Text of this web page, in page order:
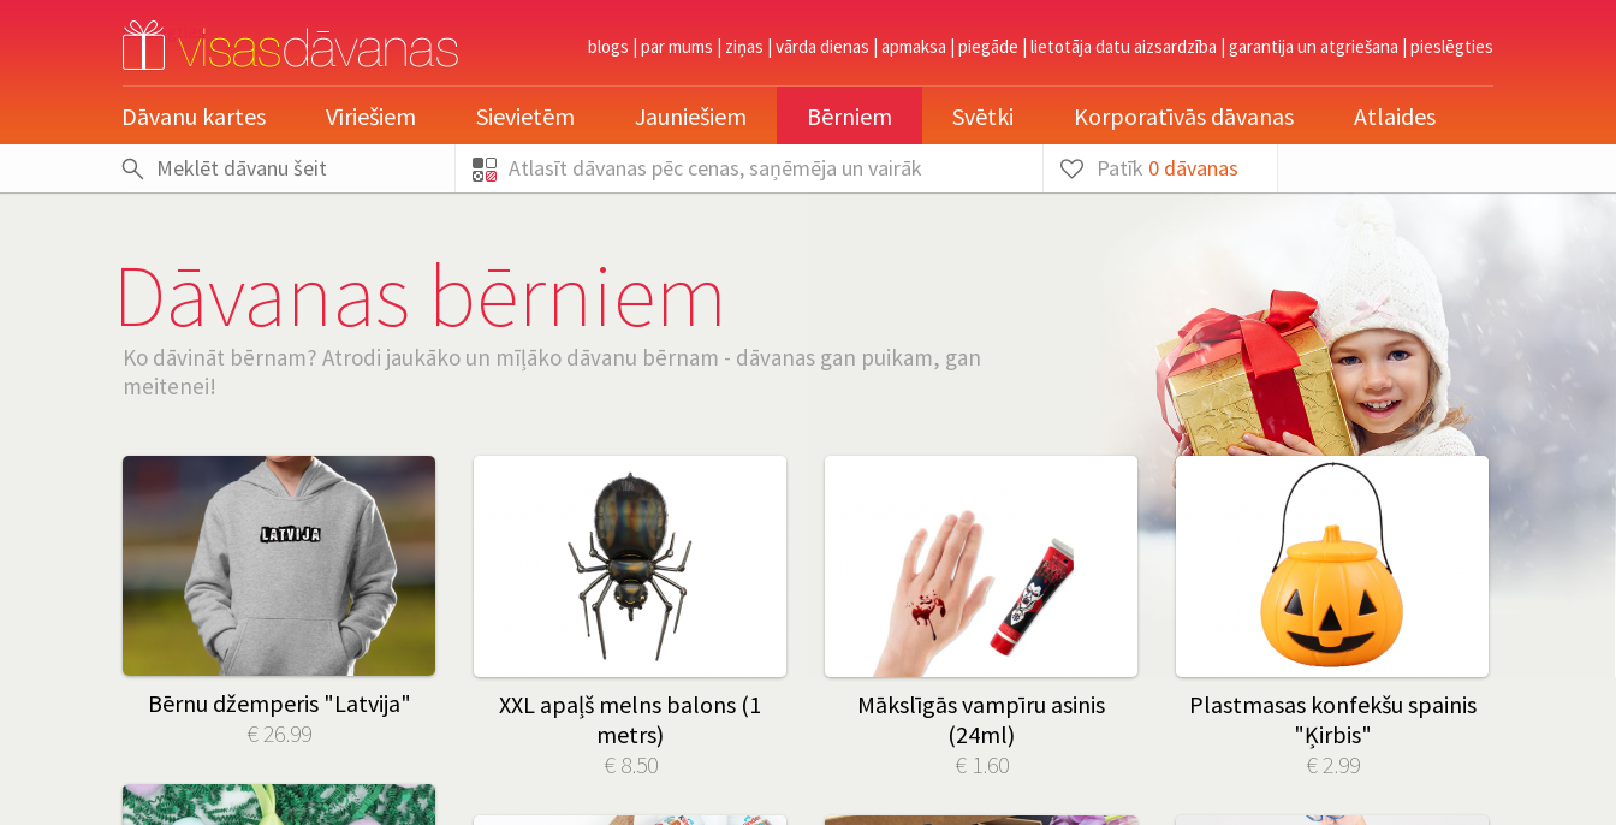
blogs | par mums | ziņas | vārda dienas | apmaksa | piegāde | lietotāja datu aizsardzība | garantija un atgriešana | pieslēgties
pieslēgties
Dāvanu kartes Vīriešiem Sievietēm Jauniešiem Bērniem Svētki Korporatīvās dāvanas Atlaides
Atlasīt dāvanas pēc cenas, saņēmēja un vairāk Patīk 0dāvanas
Dāvanas bērniem
Ko dāvināt bērnam? Atrodi jaukāko un mīļāko dāvanu bērnam - dāvanas gan puikam, gan
meitenei!
Bērnu džemperis "Latvija"
€ 26.99
XXL apaļš melns balons (1
metrs)
€ 8.50
Mākslīgās vampīru asinis
(24ml)
€ 1.60
Plastmasas konfekšu spainis
"Ķirbis"
€ 2.99